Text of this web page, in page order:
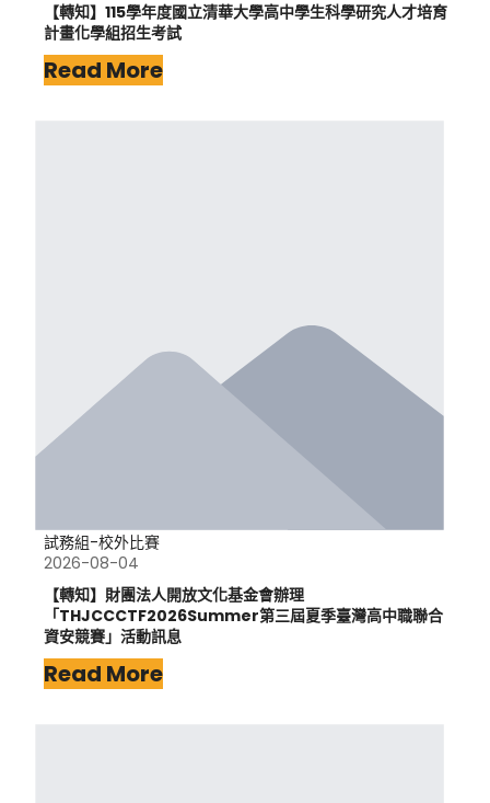
【轉知】115學年度國立清華大學高中學生科學研究人才培育
計畫化學組招生考試
Read More
試務組-校外比賽
2026-08-04
【轉知】財團法人開放文化基金會辦理
「THJCCCTF2026Summer第三屆夏季臺灣高中職聯合
資安競賽」活動訊息
Read More